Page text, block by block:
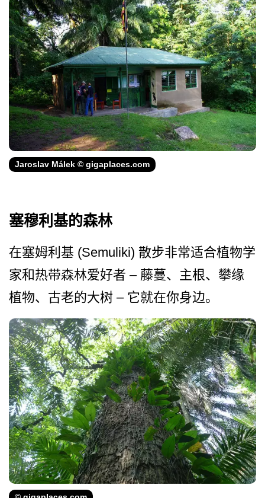
Jaroslav Málek © gigaplaces.com
塞穆利基的森林
在塞姆利基 (Semuliki) 散步非常适合植物学
家和热带森林爱好者 – 藤蔓、主根、攀缘
植物、古老的大树 – 它就在你身边。